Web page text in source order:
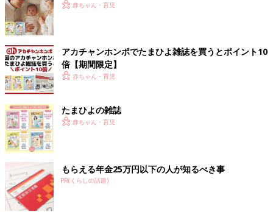
赤ちゃん・育児
アカチャンホンポでたまひよ雑誌を買うとポイント10
倍【期間限定】
赤ちゃん・育児
たまひよの雑誌
赤ちゃん・育児
もらえる年金25万円以下の人が知るべき事
PR(くらしの話題)